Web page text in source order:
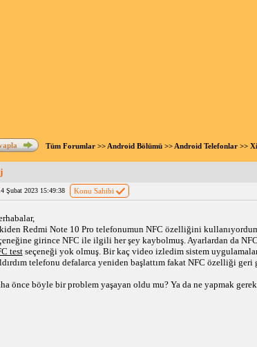
Tüm Forumlar>> Android Bölümü>> Android Telefonlar>>
Şubat 2023 15:49:38 Konu Sahibi
Redmi Note 10 Pro telefonumun NFC özelliğini
test seçeneği yok olmuş. Bir kaç video izledim sistem
telefonu defalarca yeniden başlattım fakat NFC özelliği geri
önce böyle bir problem yaşayan oldu mu? Ya da ne yapmak